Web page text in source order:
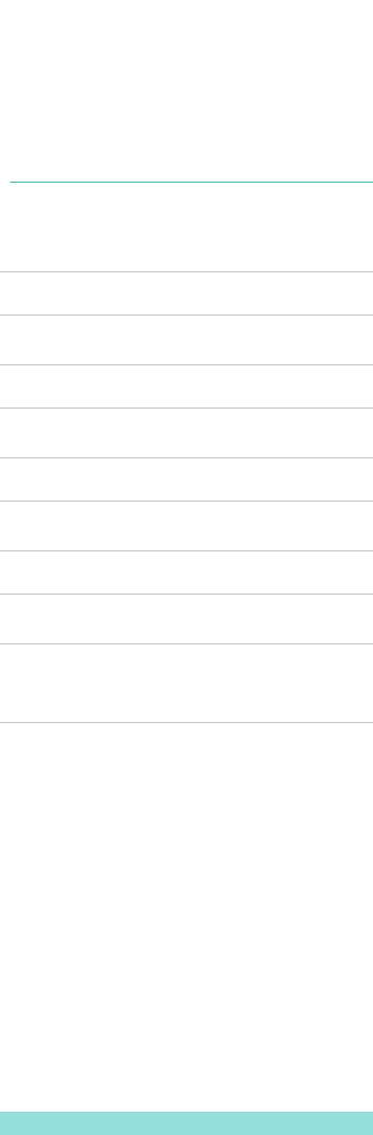
本協會理事會審核
繳納；常年會費1200
暨發展協會